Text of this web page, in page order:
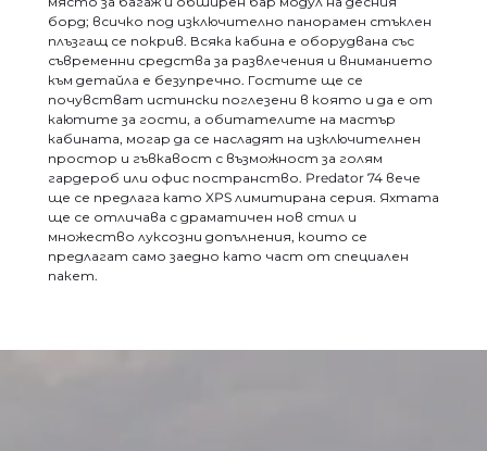
борд; всичко под изключително панорамен стъклен
плъзгащ се покрив. Всяка кабина е оборудвана със
съвременни средства за развлечения и вниманието
към детайла е безупречно. Гостите ще се
почувстват истински поглезени в която и да е от
каютите за гости, а обитателите на мастър
кабината, могар да се насладят на изключителнен
простор и гъвкавост с възможност за голям
гардероб или офис постранство. Predator 74 вече
ще се предлага като XPS лимитирана серия. Яхтата
ще се отличава с драматичен нов стил и
множество луксозни допълнения, които се
предлагат само заедно като част от специален
пакет.